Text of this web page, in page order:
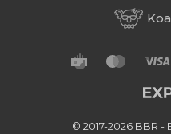
© 2017-2026 BBR